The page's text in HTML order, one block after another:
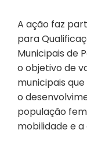
A ação faz
para
Municipais de
o objetivo de
municipais
o
população
mobilidade e